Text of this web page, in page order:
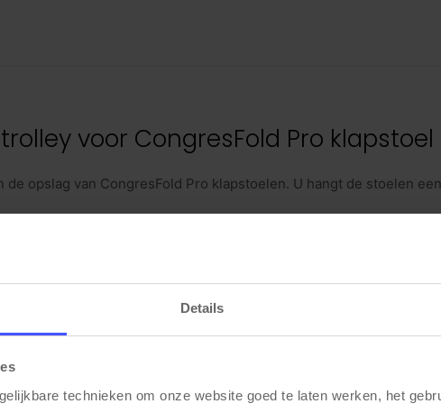
Details
technieken om onze website goed te laten werken, het
voor CongresFold Pro klapstoel
opslag van CongresFold Pro klapstoelen. U hangt de stoelen
met remmen, zodat u de trolley gecontroleerd kunt
voor vergaderruimtes, trainingslocaties en eventopstellingen
klapstoel
is uitsluitend bedoeld voor de CongresFold Pro klapstoel.
transportcapaciteit is 42 stoelen.